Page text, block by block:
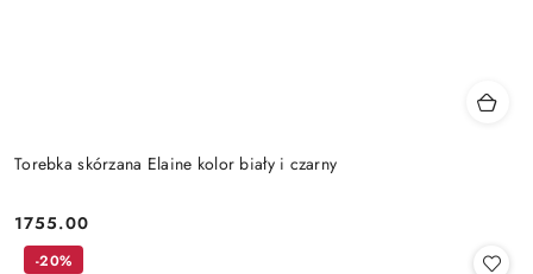
Torebka skórzana Elaine kolor biały i czarny
Cena:
1755.00
-20%